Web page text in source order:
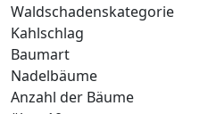
Waldschadenskategorie
Kahlschlag
Baumart
Nadelbäume
Anzahl der Bäume